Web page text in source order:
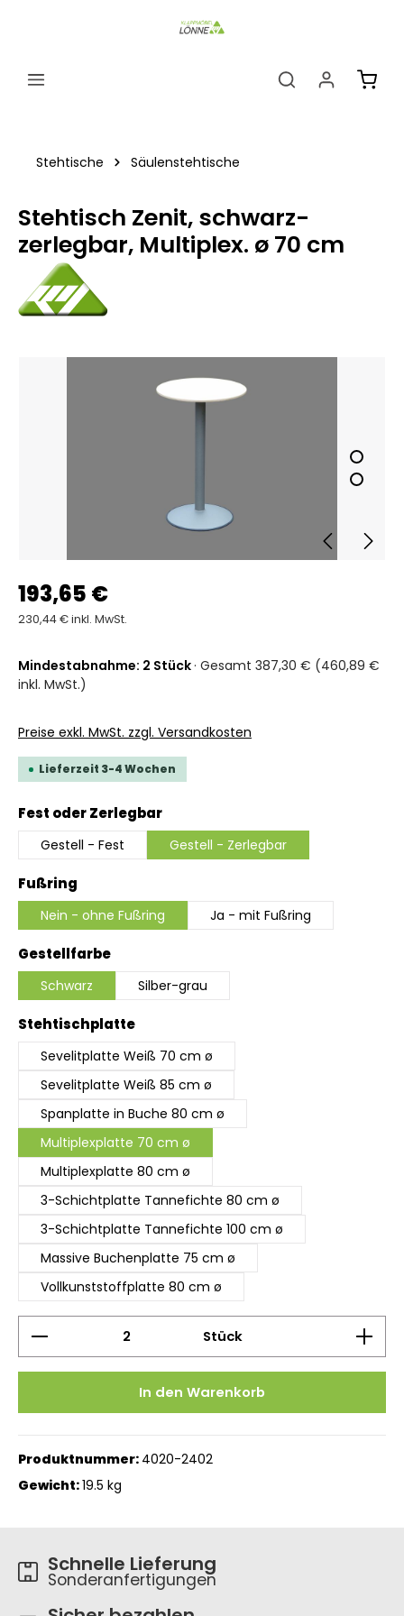
Stehtische Säulenstehtische
Stehtisch Zenit, schwarz-
zerlegbar, Multiplex. ø 70 cm
193,65 €
230,44 € inkl. MwSt.
Mindestabnahme: 2 Stück · Gesamt 387,30 € (460,89 €
inkl. MwSt.)
Preise exkl. MwSt. zzgl. Versandkosten
Lieferzeit 3-4 Wochen
Fest oder Zerlegbarauswählen
Gestell - Fest Gestell - Zerlegbar
Fußring
Nein - ohne Fußring Ja - mit Fußring
Gestellfarbeauswählen
Schwarz Silber-grau
Stehtischplatteauswählen
Sevelitplatte Weiß 70 cm ø
Sevelitplatte Weiß 85 cm ø
Spanplatte in Buche 80 cm ø
Multiplexplatte 70 cm ø
Multiplexplatte 80 cm ø
3-Schichtplatte Tannefichte 80 cm ø
3-Schichtplatte Tannefichte 100 cm ø
Massive Buchenplatte 75 cm ø
Vollkunststoffplatte 80 cm ø
Produkt Anzahl: Gib den gewünschten Wert
Stück
In den Warenkorb
Produktnummer: 4020-2402
Gewicht:19.5 kg
Schnelle Lieferung
Sonderanfertigungen